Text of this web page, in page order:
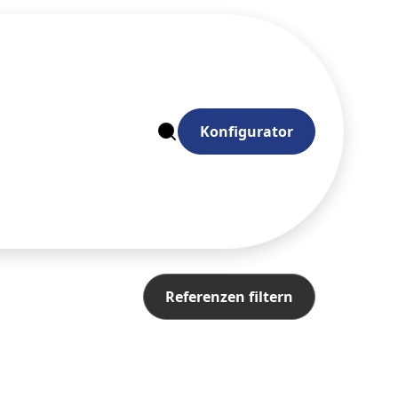
Konfigurator
von
in
für
Referenzen filtern